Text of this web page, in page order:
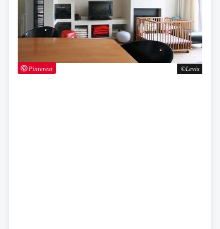
Levis
Pinterest